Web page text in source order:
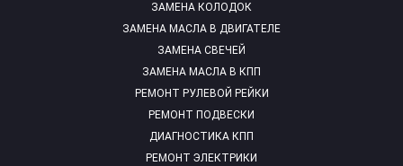
ЗАМЕНА КОЛОДОК
ЗАМЕНА МАСЛА В ДВИГАТЕЛЕ
ЗАМЕНА СВЕЧЕЙ
ЗАМЕНА МАСЛА В КПП
РЕМОНТ РУЛЕВОЙ РЕЙКИ
РЕМОНТ ПОДВЕСКИ
ДИАГНОСТИКА КПП
РЕМОНТ ЭЛЕКТРИКИ